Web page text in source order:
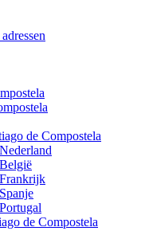
de Compostela
de Compostela